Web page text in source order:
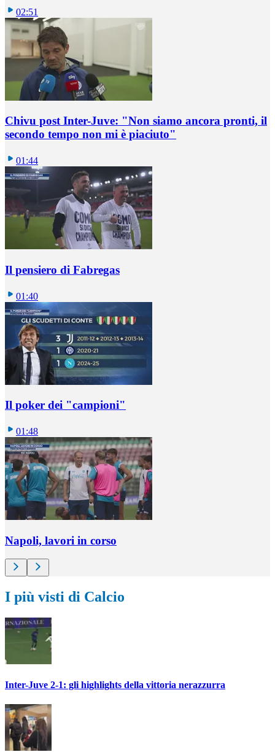
02:51
Chivu post Inter-Juve: "Non siamo ancora pronti, il
secondo tempo non mi è piaciuto"
01:44
Il pensiero di Fabregas
01:40
Il poker dei "campioni"
01:48
Napoli, lavori in corso
I più visti di Calcio
Inter-Juve 2-1: gli highlights della vittoria nerazzurra